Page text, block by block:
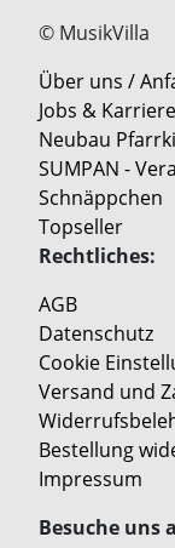
© MusikVilla
Über uns /
Jobs & Karriere
Neubau
SUMPAN -
Schnäppchen
Topseller
Rechtliches:
AGB
Datenschutz
Cookie
Versand und
Bestellung
Impressum
Besuche uns